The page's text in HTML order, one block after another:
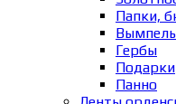
Папки,
Гербы
Подарки
Панно